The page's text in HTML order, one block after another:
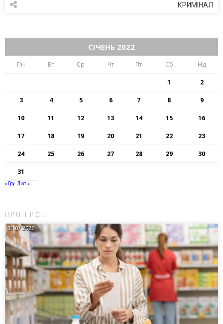
КРИМІНАЛ
СІЧЕНЬ 2022
Пн Вт Ср Чт Пт Сб Нд
1 2
3 4 5 6 7 8 9
10 11 12 13 14 15 16
17 18 19 20 21 22 23
24 25 26 27 28 29 30
31
« Гру Лют »
ПРО ГРОШІ
31.07.2026